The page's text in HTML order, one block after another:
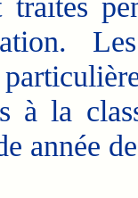
à la
année